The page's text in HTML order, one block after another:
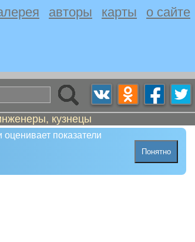
авторы карты о сайте
кузнецы
показатели
Понятно